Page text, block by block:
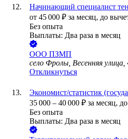
Начинающий специалист
от 45 000 ₽ за месяц, до
Без опыта
Выплаты: Два раза в месяц
ООО ПЗМП
село Фролы, Весенняя улица,
Откликнуться
Экономист/статистик
35 000 – 40 000 ₽ за месяц,
Без опыта
Выплаты: Два раза в месяц